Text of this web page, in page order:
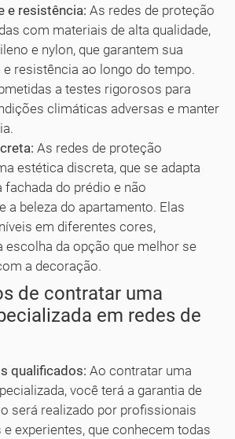
e resistência: As redes de proteção
com materiais de alta qualidade,
e nylon, que garantem sua
e resistência ao longo do tempo.
a testes rigorosos para
climáticas adversas e manter
As redes de proteção
estética discreta, que se adapta
fachada do prédio e não
a beleza do apartamento. Elas
em diferentes cores,
escolha da opção que melhor se
a decoração.
de contratar uma
em redes de
qualificados: Ao contratar uma
você terá a garantia de
será realizado por profissionais
experientes, que conhecem todas